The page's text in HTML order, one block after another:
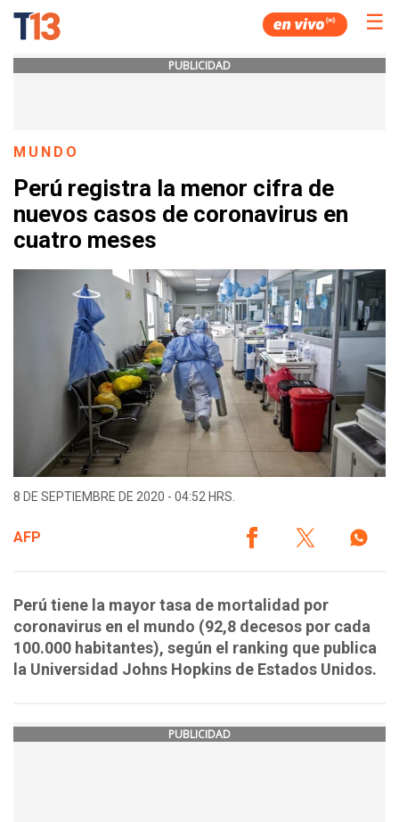
☰
PUBLICIDAD
MUNDO
Perú registra la menor cifra de
nuevos casos de coronavirus en
cuatro meses
8 DE SEPTIEMBRE DE 2020 - 04:52 HRS.
AFP
Perú tiene la mayor tasa de mortalidad por
coronavirus en el mundo (92,8 decesos por cada
100.000 habitantes), según el ranking que publica
la Universidad Johns Hopkins de Estados Unidos.
PUBLICIDAD